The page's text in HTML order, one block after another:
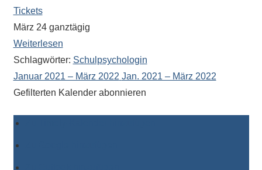
Tickets
März 24 ganztägig
Weiterlesen
Schlagwörter: Schulpsychologin
Januar 2021 – März 2022 Jan. 2021 – März 2022
Gefilterten Kalender abonnieren